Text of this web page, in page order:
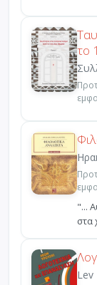
το
"...
στα
Lev